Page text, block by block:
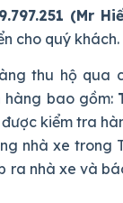
(Mr
cho quý khách.
thu hộ qua
hàng bao gồm:
kiểm tra
nhà xe trong
ra nhà xe và